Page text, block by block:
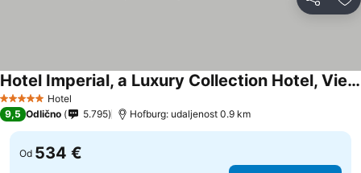
Deli
5 ZvezdiceHotel
Hotel Imperial, a Luxury Collection Hotel, Vienna
9,5 Odlično 5.795 Hofburg: udaljenost 0.9 km
Od 534 €